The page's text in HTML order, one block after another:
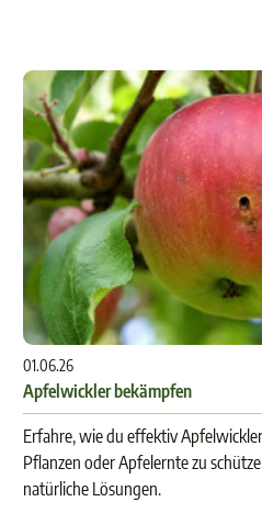
01.06.26
Apfelwickler bekämpfen
Erfahre, wie du effektiv
Pflanzen oder Apfelernte zu
natürliche Lösungen.